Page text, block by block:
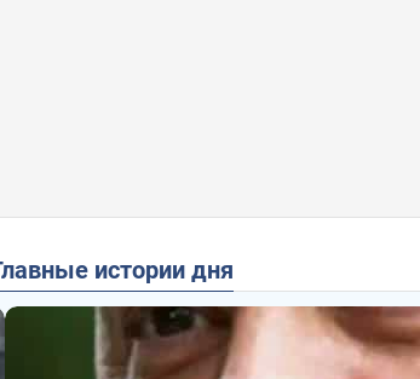
Главные истории дня